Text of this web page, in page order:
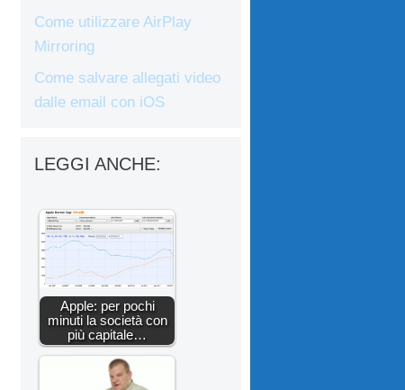
Come utilizzare AirPlay
Mirroring
Come salvare allegati video
dalle email con iOS
LEGGI ANCHE:
Apple: per pochi
minuti la società con
più capitale…